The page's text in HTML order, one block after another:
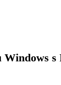
Windows s